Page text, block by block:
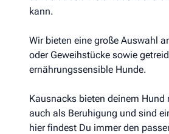
kann.
Wir bieten eine große Auswahl
oder Geweihstücke sowie
ernährungssensible Hunde.
Kausnacks bieten deinem
auch als Beruhigung und sind
hier findest Du immer den